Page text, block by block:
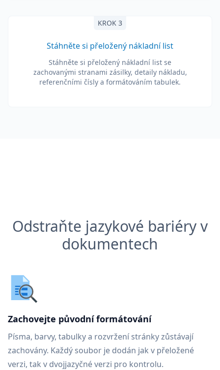
KROK 3
Stáhněte si přeložený nákladní list
Stáhněte si přeložený nákladní list se
zachovanými stranami zásilky, detaily nákladu,
referenčními čísly a formátováním tabulek.
Odstraňte jazykové bariéry v
dokumentech
Zachovejte původní formátování
Písma, barvy, tabulky a rozvržení stránky zůstávají
zachovány. Každý soubor je dodán jak v přeložené
verzi, tak v dvojjazyčné verzi pro kontrolu.